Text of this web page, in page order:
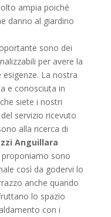
ampia poiché
danno al giardino
sono dei
per avere la
La nostra
e conosciuta in
siete i nostri
servizio ricevuto
alla ricerca di
Anguillara
proponiamo sono
così da godervi lo
anche quando
lo spazio
con i